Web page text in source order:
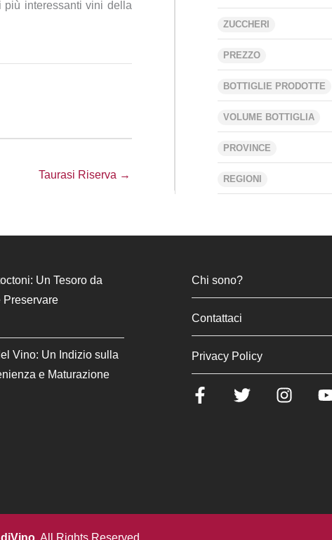
ZUCCHERI
PREZZO
BOTTIGLIE PRODOTTE
VOLUME BOTTIGLIA
PROVINCE
REGIONI
più interessanti vini della
Taurasi Riserva →
Un Tesoro da
Preservare
Vino: Un Indizio sulla
e Maturazione
Chi sono?
Contattaci
Privacy Policy